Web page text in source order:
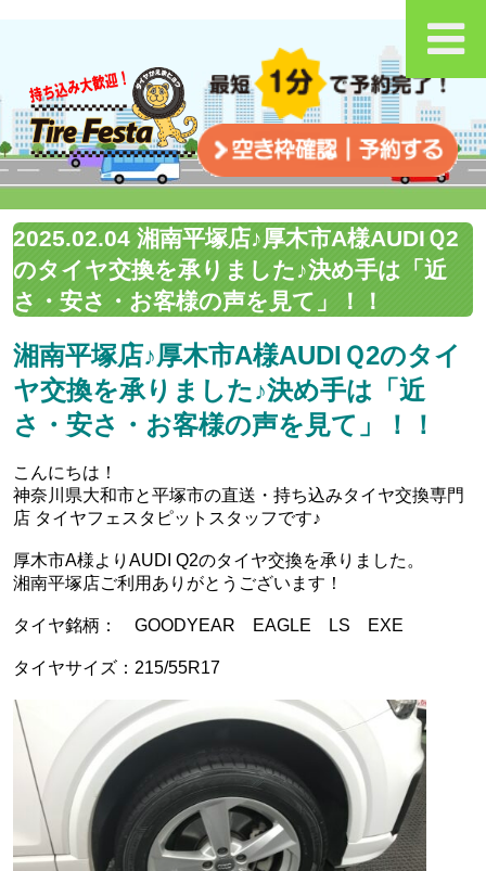
2025.02.04 湘南平塚店♪厚木市A様AUDIＱ2
のタイヤ交換を承りました♪決め手は「近
さ・安さ・お客様の声を見て」！！
湘南平塚店♪厚木市A様AUDIＱ2のタイ
ヤ交換を承りました♪決め手は「近
さ・安さ・お客様の声を見て」！！
こんにちは！
神奈川県大和市と平塚市の直送・‪‎持ち込みタイヤ交換専門
店‬ タイヤフェスタピットスタッフです♪
厚木市A様よりAUDI Q2のタイヤ交換を承りました。
湘南平塚店ご利用ありがとうございます！
タイヤ銘柄： GOODYEAR EAGLE LS EXE
タイヤサイズ：215/55R17